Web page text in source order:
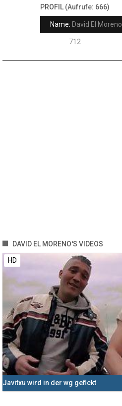
PROFIL (Aufrufe: 666)
Name: David El Moreno
712
DAVID EL MORENO'S VIDEOS
HD
Javitxu wird in der wg gefickt